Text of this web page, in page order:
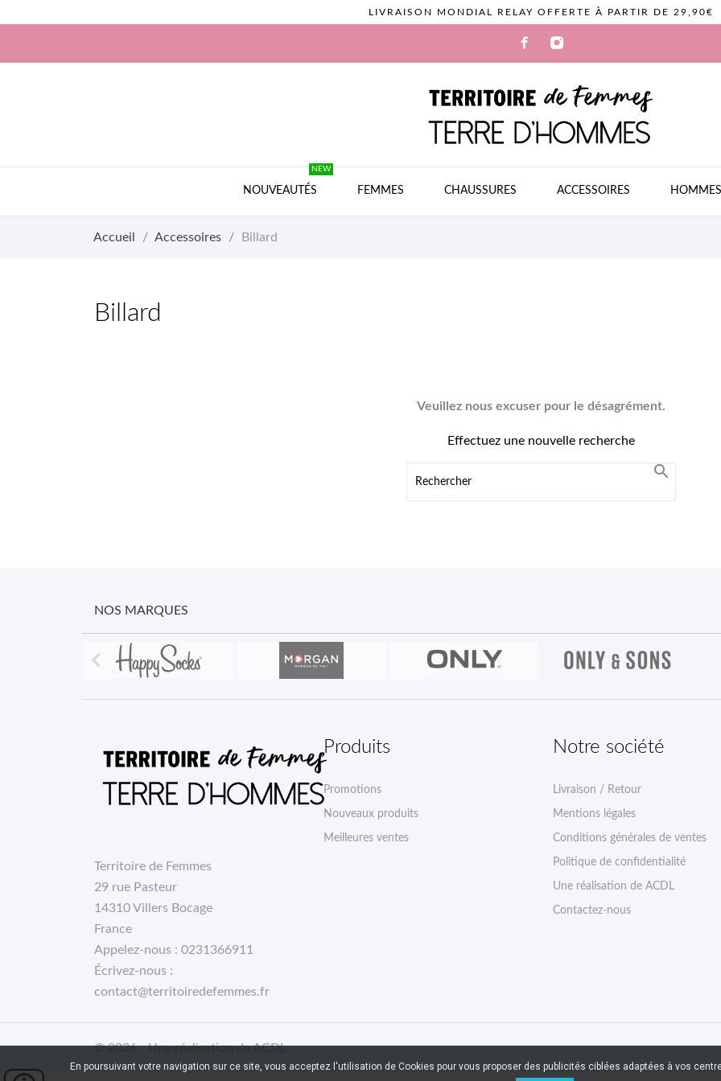
LIVRAISON MONDIAL RELAY OFFERTE À PARTIR DE 29,90€
NOUVEAUTÉS
NEW
FEMMES CHAUSSURES ACCESSOIRES HOMMES
Accueil Accessoires Billard
Billard
Veuillez nous excuser pour le désagrément.
Effectuez une nouvelle recherche

NOS MARQUES

Territoire de Femmes
29 rue Pasteur
14310 Villers Bocage
France
Appelez-nous : 0231366911
Écrivez-nous :
contact@territoiredefemmes.fr
Produits
Promotions
Nouveaux produits
Meilleures ventes
Notre société
Livraison / Retour
Mentions légales
Conditions générales de ventes
Politique de confidentialité
Une réalisation de ACDL
Contactez-nous
© 2026 - Une réalisation de ACDL
En poursuivant votre navigation sur ce site, vous acceptez l'utilisation de Cookies pour vous proposer des publicités ciblées adaptées à vos